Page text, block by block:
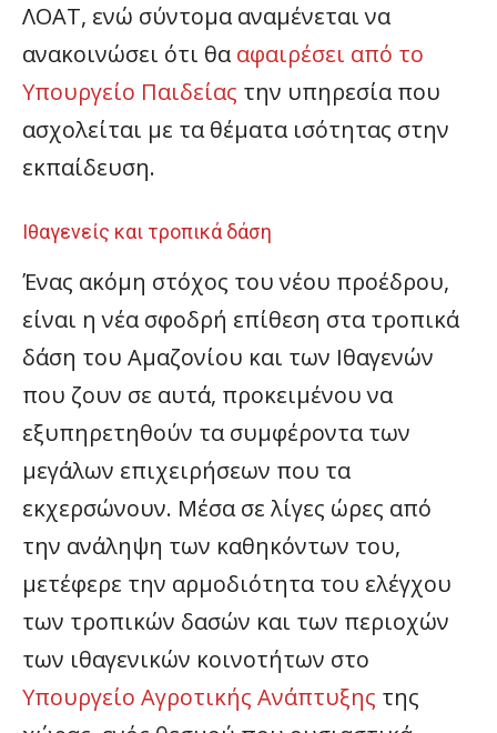
ΛΟΑΤ, ενώ σύντομα αναμένεται να
ανακοινώσει ότι θααφαιρέσει από το
Υπουργείο Παιδείας την υπηρεσία που
ασχολείται με τα θέματα ισότητας στην
εκπαίδευση.
Ιθαγενείς και τροπικά δάση
Ένας ακόμη στόχος του νέου προέδρου,
είναι η νέα σφοδρή επίθεση στα τροπικά
δάση του Αμαζονίου και των Ιθαγενών
που ζουν σε αυτά, προκειμένου να
εξυπηρετηθούν τα συμφέροντα των
μεγάλων επιχειρήσεων που τα
εκχερσώνουν. Μέσα σε λίγες ώρες από
την ανάληψη των καθηκόντων του,
μετέφερε την αρμοδιότητα του ελέγχου
των τροπικών δασών και των περιοχών
των ιθαγενικών κοινοτήτων στο
Υπουργείο Αγροτικής Ανάπτυξης της